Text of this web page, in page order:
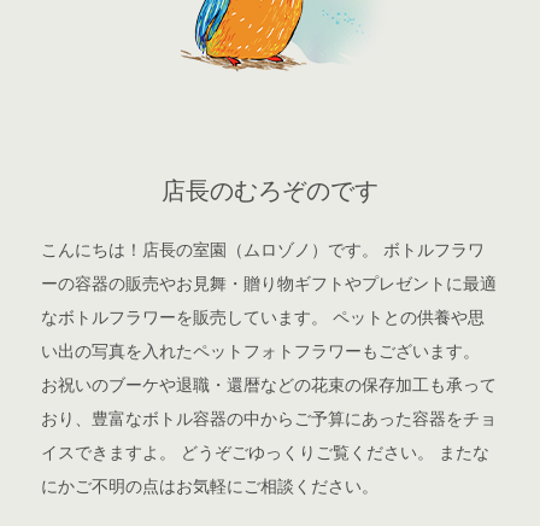
店長のむろぞのです
こんにちは！店長の室園（ムロゾノ）です。 ボトルフラワ
ーの容器の販売やお見舞・贈り物ギフトやプレゼントに最適
なボトルフラワーを販売しています。 ペットとの供養や思
い出の写真を入れたペットフォトフラワーもございます。
お祝いのブーケや退職・還暦などの花束の保存加工も承って
おり、豊富なボトル容器の中からご予算にあった容器をチョ
イスできますよ。 どうぞごゆっくりご覧ください。 またな
にかご不明の点はお気軽にご相談ください。